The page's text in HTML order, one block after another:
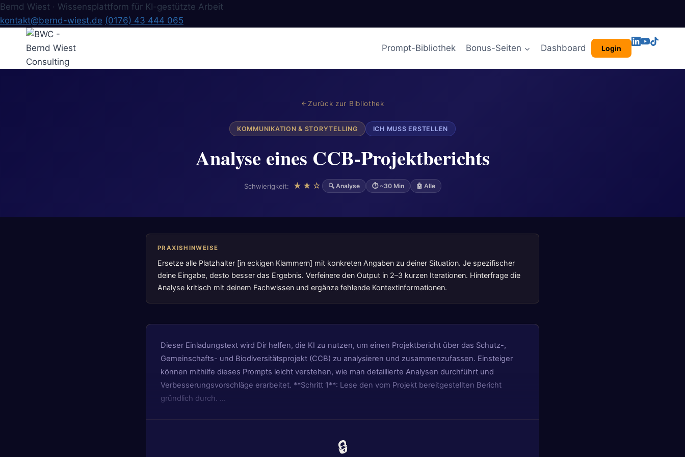
Bernd Wiest · Wissensplattform für KI-gestützte Arbeit
kontakt@bernd-wiest.de (0176) 43 444 065
springen
Prompt-Bibliothek Bonus-Seiten Dashboard Login
Zurück zur Bibliothek
KOMMUNIKATION & STORYTELLING ICH MUSS ERSTELLEN
Analyse eines CCB-Projektberichts
Schwierigkeit: ★★☆ 🔍 Analyse ⏱ ~30 Min 🤖 Alle
PRAXISHINWEISE
Ersetze alle Platzhalter [in eckigen Klammern] mit konkreten Angaben zu deiner Situation. Je spezifischer
deine Eingabe, desto besser das Ergebnis. Verfeinere den Output in 2–3 kurzen Iterationen. Hinterfrage die
Analyse kritisch mit deinem Fachwissen und ergänze fehlende Kontextinformationen.
Dieser Einladungstext wird Dir helfen, die KI zu nutzen, um einen Projektbericht über das Schutz-,
Gemeinschafts- und Biodiversitätsprojekt (CCB) zu analysieren und zusammenzufassen. Einsteiger
können mithilfe dieses Prompts leicht verstehen, wie man detaillierte Analysen durchführt und
Verbesserungsvorschläge erarbeitet. **Schritt 1**: Lese den vom Projekt bereitgestellten Bericht
gründlich durch. …
🔒